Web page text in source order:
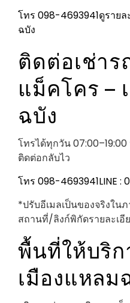
โทร 098-4693941ดูรายล
ฉบัง
ติดต่อเช่า
แม็คโคร –
ฉบัง
โทรได้ทุกวัน
ติดต่อกลับไว
โทร 098-4693941LINE :
*ปรับอีเมลเป็นของจริงใน
สถานที่/ลิงก์พิกัดรายละเอี
พื้นที่ให้บริก
เมืองแหลม